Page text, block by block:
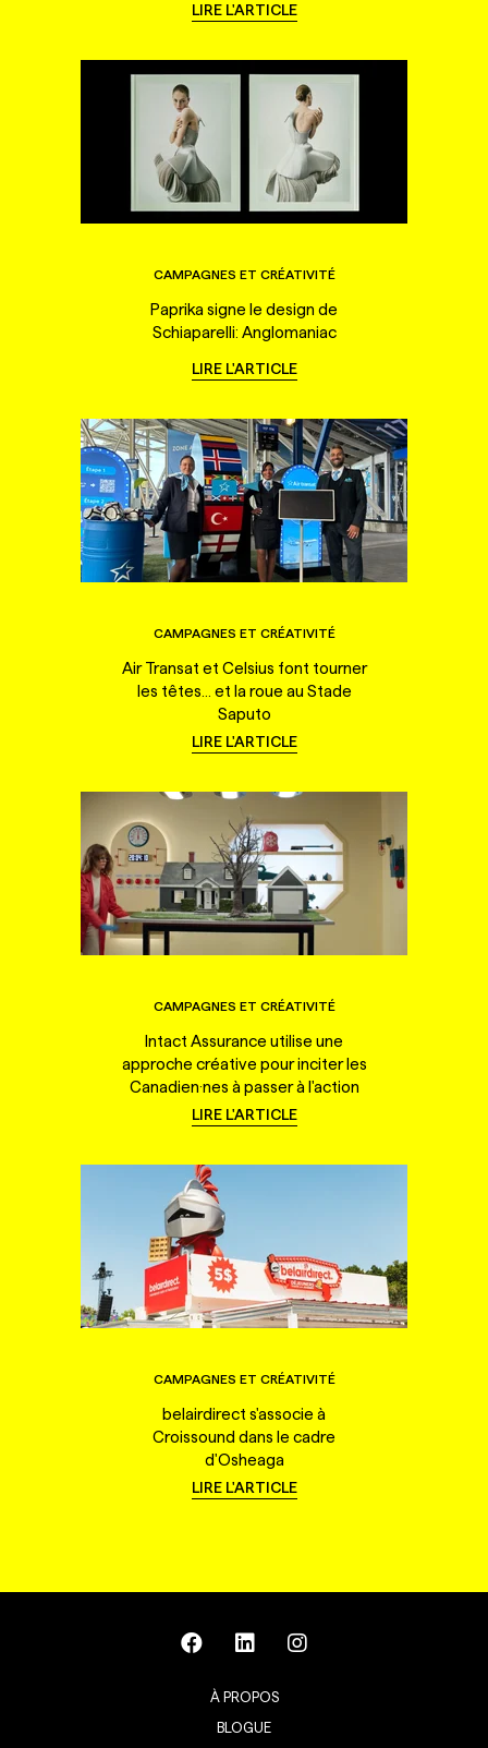
LIRE L'ARTICLE
CAMPAGNES ET CRÉATIVITÉ
Paprika signe le design de
Schiaparelli: Anglomaniac
LIRE L'ARTICLE
CAMPAGNES ET CRÉATIVITÉ
Air Transat et Celsius font tourner
les têtes... et la roue au Stade
Saputo
LIRE L'ARTICLE
CAMPAGNES ET CRÉATIVITÉ
Intact Assurance utilise une
approche créative pour inciter les
Canadien·nes à passer à l'action
LIRE L'ARTICLE
CAMPAGNES ET CRÉATIVITÉ
belairdirect s'associe à
Croissound dans le cadre
d'Osheaga
LIRE L'ARTICLE
À PROPOS
BLOGUE